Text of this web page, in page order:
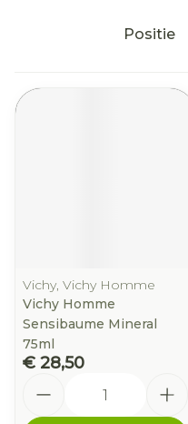
Sorteer op:
Vichy, Vichy Homme
Vichy Homme
Sensibaume Mineral
75ml
€ 28,50